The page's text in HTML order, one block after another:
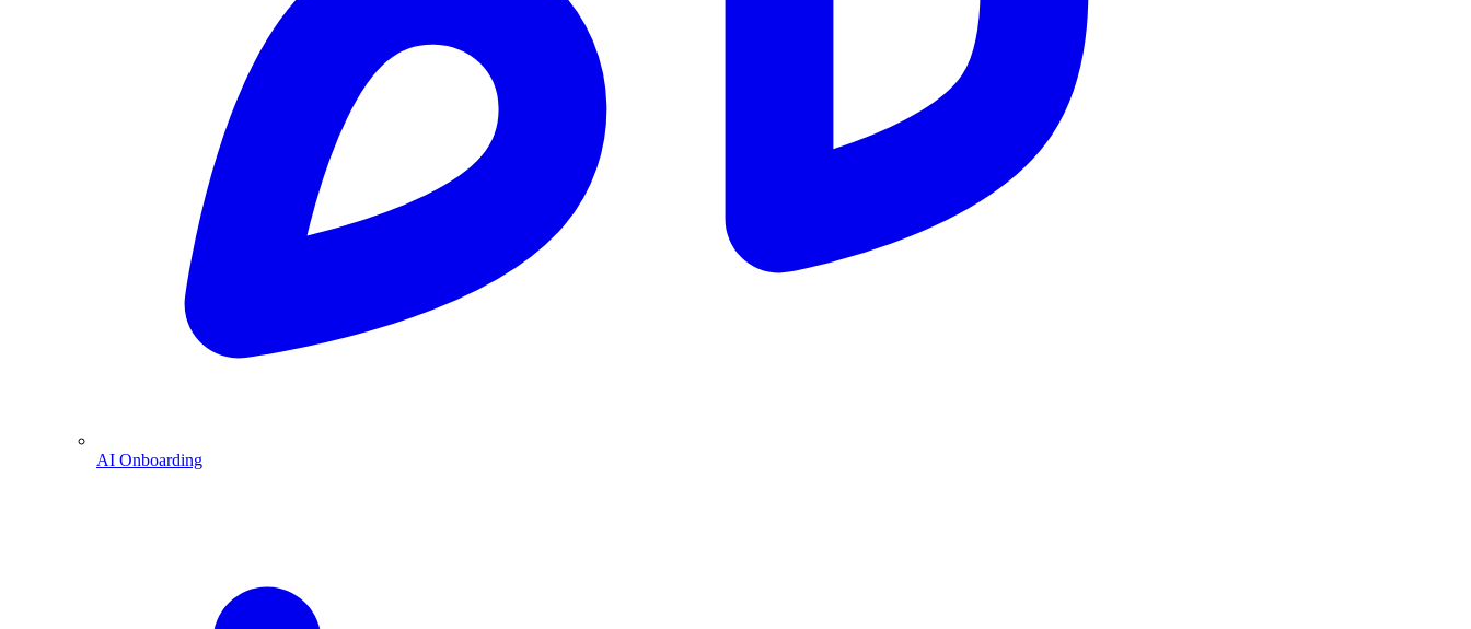
AI Onboarding